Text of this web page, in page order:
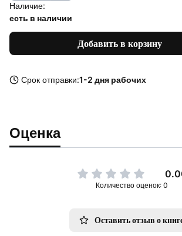
Наличие:
есть в наличии
Добавить в корзину
Срок отправки:1-2 дня рабочих
Оценка
Количество оценок: 0
Оставить отзыв о